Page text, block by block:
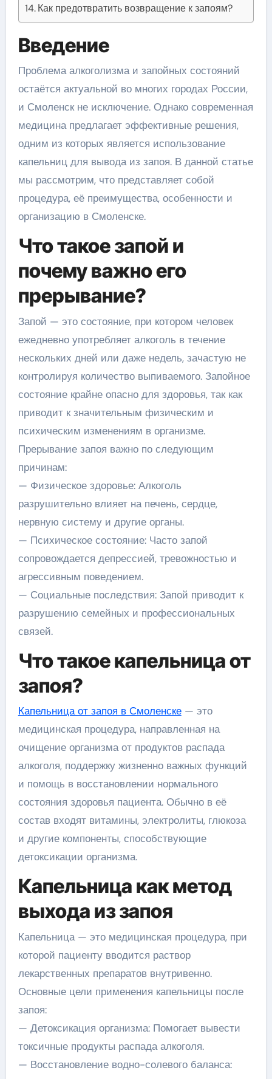
Как предотвратить возвращение к запоям?
Введение
Проблема алкоголизма и запойных состояний
остаётся актуальной во многих городах России,
и Смоленск не исключение. Однако современная
медицина предлагает эффективные решения,
одним из которых является использование
капельниц для вывода из запоя. В данной статье
мы рассмотрим, что представляет собой
процедура, её преимущества, особенности и
организацию в Смоленске.
Что такое запой и
почему важно его
прерывание?
Запой — это состояние, при котором человек
ежедневно употребляет алкоголь в течение
нескольких дней или даже недель, зачастую не
контролируя количество выпиваемого. Запойное
состояние крайне опасно для здоровья, так как
приводит к значительным физическим и
психическим изменениям в организме.
Прерывание запоя важно по следующим
причинам:
— Физическое здоровье: Алкоголь
разрушительно влияет на печень, сердце,
нервную систему и другие органы.
— Психическое состояние: Часто запой
сопровождается депрессией, тревожностью и
агрессивным поведением.
— Социальные последствия: Запой приводит к
разрушению семейных и профессиональных
связей.
Что такое капельница от
запоя?
Капельница от запоя в Смоленске— это
медицинская процедура, направленная на
очищение организма от продуктов распада
алкоголя, поддержку жизненно важных функций
и помощь в восстановлении нормального
состояния здоровья пациента. Обычно в её
состав входят витамины, электролиты, глюкоза
и другие компоненты, способствующие
детоксикации организма.
Капельница как метод
выхода из запоя
Капельница — это медицинская процедура, при
которой пациенту вводится раствор
лекарственных препаратов внутривенно.
Основные цели применения капельницы после
запоя:
— Детоксикация организма: Помогает вывести
токсичные продукты распада алкоголя.
— Восстановление водно-солевого баланса: